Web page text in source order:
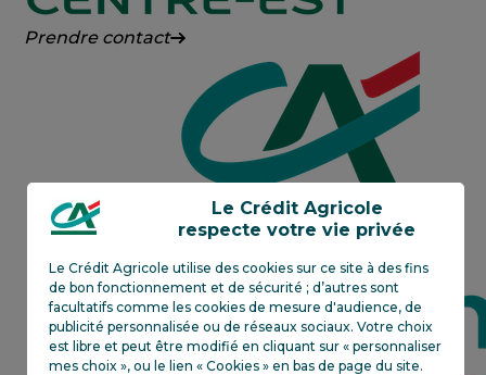
Crédit
Prendre contact
Le Crédit Agricole
respecte votre vie privée
Le Crédit Agricole utilise des cookies sur ce site à des fins
de bon fonctionnement et de sécurité ; d’autres sont
facultatifs comme les cookies de mesure d'audience, de
publicité personnalisée ou de réseaux sociaux. Votre choix
est libre et peut être modifié en cliquant sur « personnaliser
mes choix », ou le lien « Cookies » en bas de page du site.